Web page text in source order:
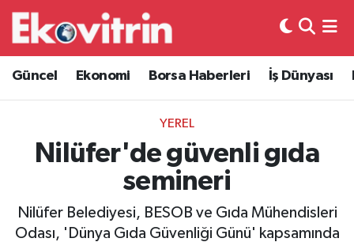
Güncel Ekonomi Borsa Haberleri İş Dünyası
YEREL
Nilüfer'de güvenli gıda
semineri
Nilüfer Belediyesi, BESOB ve Gıda Mühendisleri
Odası, 'Dünya Gıda Güvenliği Günü' kapsamında
Güncel
Ekonomi
Borsa Haberleri
Lojistik
Hava Durumu
Trafik Durumu
Süper Lig Puan Durumu ve Fikstür
Tüm Manşetler
Son Dakika Haberleri